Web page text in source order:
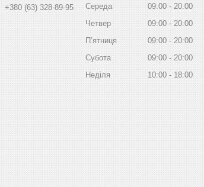
+380 (63) 328-89-95
Середа
09:00
20:00
Четвер
09:00
20:00
Пʼятниця
09:00
20:00
Субота
09:00
20:00
Неділя
10:00 18:00